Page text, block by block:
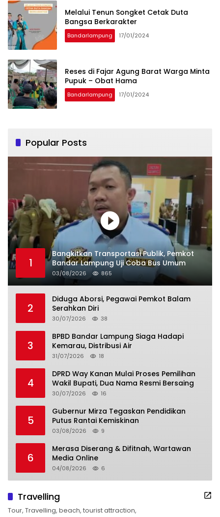
Melalui Tenun Songket Cetak Duta
Bangsa Berkarakter
Bandarlampung 17/01/2024
Reses di Fajar Agung Barat Warga Minta
Pupuk – Obat Hama
Bandarlampung 17/01/2024
Popular Posts
1
Bangkitkan Transportasi Publik, Pemkot
Bandar Lampung Uji Coba Bus Umum
03/08/2026 865
2
Diduga Aborsi, Pegawai Pemkot Balam
Serahkan Diri
30/07/2026 38
3
BPBD Bandar Lampung Siaga Hadapi
Kemarau, Distribusi Air
31/07/2026 18
4
DPRD Way Kanan Mulai Proses Pemilihan
Wakil Bupati, Dua Nama Resmi Bersaing
30/07/2026 16
5
Gubernur Mirza Tegaskan Pendidikan
Putus Rantai Kemiskinan
03/08/2026 9
6
Merasa Diserang & Difitnah, Wartawan
Media Online
04/08/2026 6
Travelling
Tour, Travelling, beach, tourist attraction,